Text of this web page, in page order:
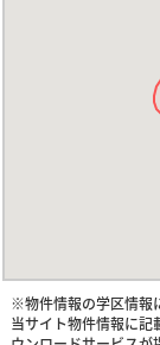
※物件情報の学区情報
当サイト物件情報に